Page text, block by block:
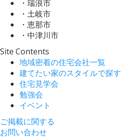
・瑞浪市
・土岐市
・恵那市
・中津川市
Site Contents
地域密着の住宅会社一覧
建てたい家のスタイルで探す
住宅見学会
勉強会
イベント
ご掲載に関する
お問い合わせ